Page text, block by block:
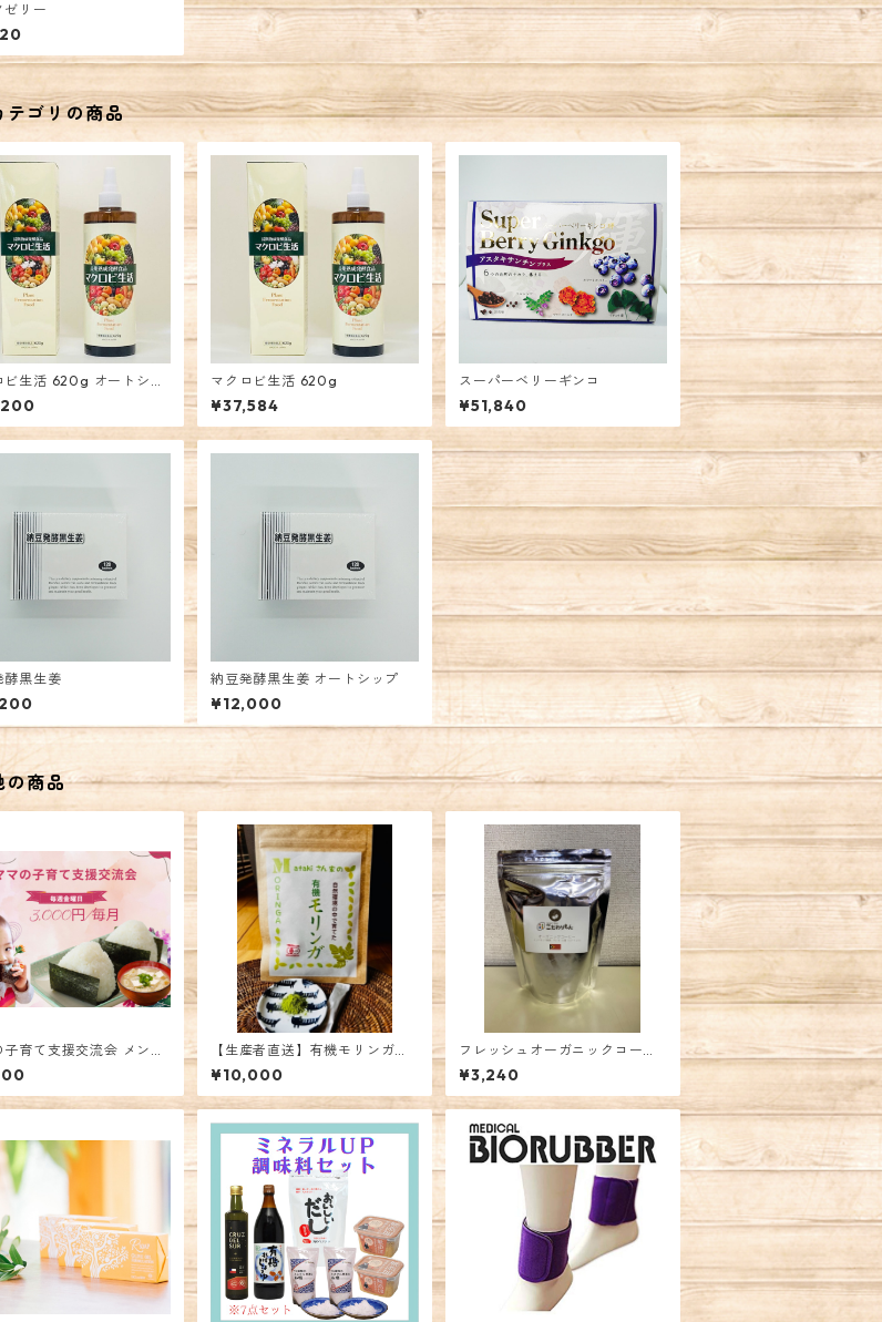
ゼリー
テゴリの商品
ビ生活 620g オートシッ
マクロビ生活 620g
¥37,584
スーパーベリーギンコ
¥51,840
酵黒生姜 納豆発酵黒生姜 オートシップ
¥12,000
の商品
子育て支援交流会 メンバ
【生産者直送】有機モリンガパ
ウダー
¥10,000
フレッシュオーガニックコーヒ
ー200ｇ 東ティモール レテ
フォホ
¥3,240